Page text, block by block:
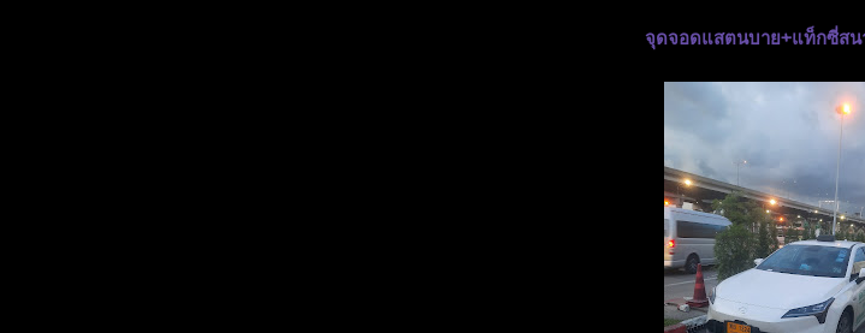
จุดจอดแสตนบาย+แท็กซี่สน